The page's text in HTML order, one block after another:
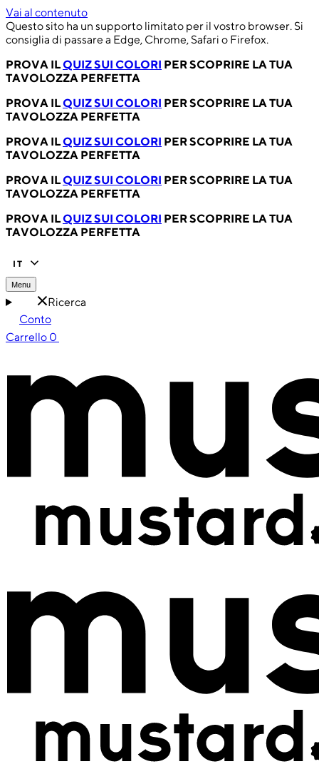
Vai al contenuto
Questo sito ha un supporto limitato per il vostro browser. Si
consiglia di passare a Edge, Chrome, Safari o Firefox.
PROVA ILQUIZ SUI COLORI PER SCOPRIRE LA TUA
TAVOLOZZA PERFETTA
PROVA ILQUIZ SUI COLORI PER SCOPRIRE LA TUA
TAVOLOZZA PERFETTA
PROVA ILQUIZ SUI COLORI PER SCOPRIRE LA TUA
TAVOLOZZA PERFETTA
PROVA ILQUIZ SUI COLORI PER SCOPRIRE LA TUA
TAVOLOZZA PERFETTA
PROVA ILQUIZ SUI COLORI PER SCOPRIRE LA TUA
TAVOLOZZA PERFETTA
IT
Menu
Ricerca
Conto
Carrello 0